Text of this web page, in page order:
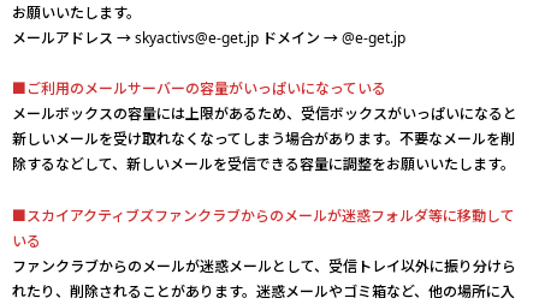
お願いいたします。
メールアドレス → skyactivs@e-get.jp ドメイン → @e-get.jp
■ご利用のメールサーバーの容量がいっぱいになっている
メールボックスの容量には上限があるため、受信ボックスがいっぱいになると
新しいメールを受け取れなくなってしまう場合があります。不要なメールを削
除するなどして、新しいメールを受信できる容量に調整をお願いいたします。
■スカイアクティブズファンクラブからのメールが迷惑フォルダ等に移動して
いる
ファンクラブからのメールが迷惑メールとして、受信トレイ以外に振り分けら
れたり、削除されることがあります。迷惑メールやゴミ箱など、他の場所に入